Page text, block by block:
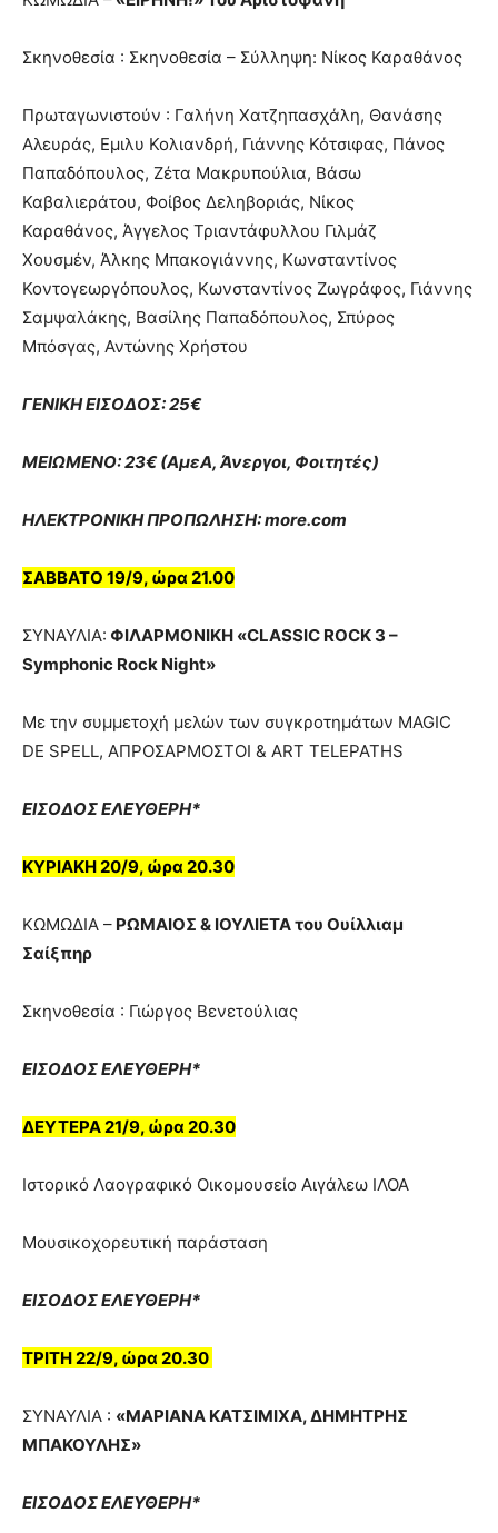
Σκηνοθεσία : Σκηνοθεσία – Σύλληψη: Νίκος Καραθάνος
Πρωταγωνιστούν : Γαλήνη Χατζηπασχάλη, Θανάσης
Αλευράς, Εμιλυ Κολιανδρή, Γιάννης Κότσιφας, Πάνος
Παπαδόπουλος, Ζέτα Μακρυπούλια, Βάσω
Καβαλιεράτου, Φοίβος Δεληβοριάς, Νίκος
Καραθάνος, Άγγελος Τριαντάφυλλου Γιλμάζ
Χουσμέν, Άλκης Μπακογιάννης, Κωνσταντίνος
Κοντογεωργόπουλος, Κωνσταντίνος Ζωγράφος, Γιάννης
Σαμψαλάκης, Βασίλης Παπαδόπουλος, Σπύρος
Μπόσγας, Αντώνης Χρήστου
ΓΕΝΙΚΗ ΕΙΣΟΔΟΣ: 25€
ΜΕΙΩΜΕΝΟ: 23€ (ΑμεΑ, Άνεργοι, Φοιτητές)
ΗΛΕΚΤΡΟΝΙΚΗ ΠΡΟΠΩΛΗΣΗ: more.com
ΣΑΒΒΑΤΟ 19/9, ώρα 21.00
ΣΥΝΑΥΛΙA: ΦΙΛΑΡΜΟΝΙΚΗ «CLASSIC ROCK 3 –
Symphonic Rock Night»
Με την συμμετοχή μελών των συγκροτημάτων MAGIC
DE SPELL, ΑΠΡΟΣΑΡΜΟΣΤΟΙ & ART TELEPATHS
ΕΙΣΟΔΟΣ ΕΛΕΥΘΕΡΗ*
ΚΥΡΙΑΚΗ 20/9, ώρα 20.30
ΚΩΜΩΔΙΑ – ΡΩΜΑΙΟΣ & ΙΟΥΛΙΕΤΑ του Ουίλλιαμ
Σαίξπηρ
Σκηνοθεσία : Γιώργος Βενετούλιας
ΕΙΣΟΔΟΣ ΕΛΕΥΘΕΡΗ*
ΔΕΥΤΕΡΑ 21/9, ώρα 20.30
Ιστορικό Λαογραφικό Οικομουσείο Αιγάλεω ΙΛΟΑ
Μουσικοχορευτική παράσταση
ΕΙΣΟΔΟΣ ΕΛΕΥΘΕΡΗ*
ΤΡΙΤΗ 22/9, ώρα 20.30
ΣΥΝΑΥΛΙA : «ΜΑΡΙΑΝΑ ΚΑΤΣΙΜΙΧΑ, ΔΗΜΗΤΡΗΣ
ΜΠΑΚΟΥΛΗΣ»
ΕΙΣΟΔΟΣ ΕΛΕΥΘΕΡΗ*